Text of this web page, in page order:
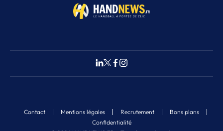
Contact Mentions légales Recrutement
Bons plans
Confidentialité